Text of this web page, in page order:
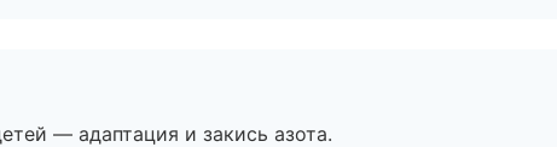
— адаптация и закись азота.